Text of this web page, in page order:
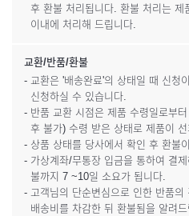
후 환불 처리됩니다. 환불 처리는
이내에 처리해 드립니다.
교환/반품/환불
- 교환은 '배송완료'의 상태일 때 신청
신청하실 수 있습니다.
- 반품 교환 시점은 제품 수령일로부
후 불가) 수령 받은 상태로 제품이
- 상품 상태를 당사에서 확인 후 환불
- 가상계좌/무통장 입금을 통하여 결
불까지 7 ~10일 소요가 됩니다.
- 고객님의 단순변심으로 인한 반품의
배송비를 차감한 뒤 환불됨을 알려